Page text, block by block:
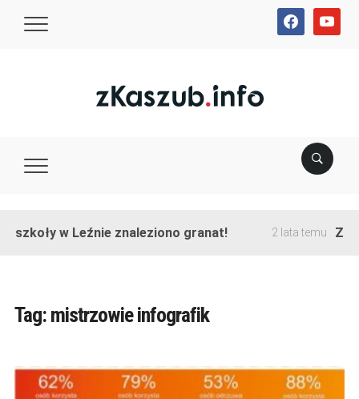
facebookyoutube
szkoły w Leźnie znaleziono granat! 2 lata temu
Tag: mistrzowie infografik